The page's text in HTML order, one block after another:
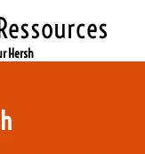
Hersh